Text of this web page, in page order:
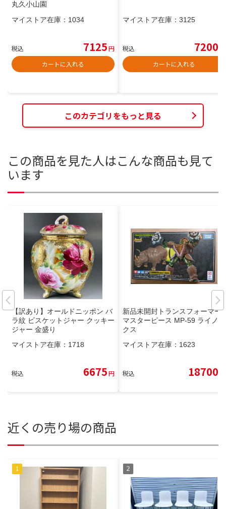
丸久小山園
マイストア在庫： 1034
税込 7125円
カートに入れる
マイストア在庫： 3125
税込 7200
カートに入れる
このカテゴリをもっと見る
この商品を見た人はこんな商品も見て
います
【訳あり】オールドニッポン バ
ラ紋 ビスケットジャー クッキー
ジャー 金盛り
マイストア在庫： 1718
税込 6675円
新品未開封トランスフォーマー
マスターピース MP-59 ライノッ
クス
マイストア在庫： 1623
税込 18700
近くの売り場の商品